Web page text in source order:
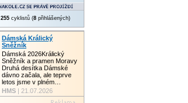
255 cyklistů (8 přihlášených)
Dámská Králický
Sněžník
Dámská 2026Králický
Sněžník a pramen Moravy
Druhá desítka Dámské
dávno začala, ale teprve
letos jsme v plném…
HMS | 21.07.2026